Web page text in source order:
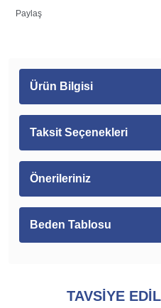
Paylaş
Ürün Bilgisi
Taksit Seçenekleri
Önerileriniz
Beden Tablosu
TAVSİYE